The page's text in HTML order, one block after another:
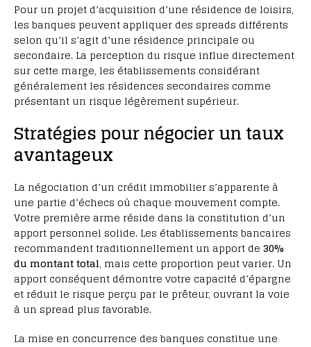
Pour un projet d’acquisition d’une résidence de loisirs,
les banques peuvent appliquer des spreads différents
selon qu’il s’agit d’une résidence principale ou
secondaire. La perception du risque influe directement
sur cette marge, les établissements considérant
généralement les résidences secondaires comme
présentant un risque légèrement supérieur.
Stratégies pour négocier un taux
avantageux
La négociation d’un crédit immobilier s’apparente à
une partie d’échecs où chaque mouvement compte.
Votre première arme réside dans la constitution d’un
apport personnel solide. Les établissements bancaires
recommandent traditionnellement un apport de 30%
du montant total, mais cette proportion peut varier. Un
apport conséquent démontre votre capacité d’épargne
et réduit le risque perçu par le prêteur, ouvrant la voie
à un spread plus favorable.
La mise en concurrence des banques constitue une